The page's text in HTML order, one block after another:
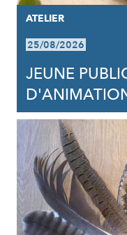
ATELIER
25/08/2026
JEUNE